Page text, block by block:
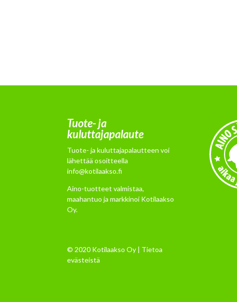
Tuote- ja
kuluttajapalaute
Tuote- ja kuluttajapalautteen voi
lähettää osoitteella
info@kotilaakso.fi
Aino-tuotteet valmistaa,
maahantuo ja markkinoi Kotilaakso
Oy.
© 2020 Kotilaakso Oy | Tietoa
evästeistä